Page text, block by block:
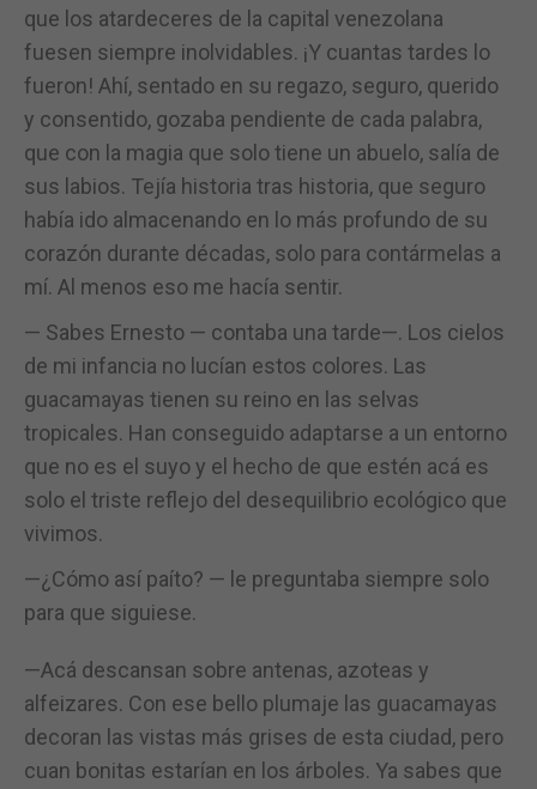
que los atardeceres de la capital venezolana
fuesen siempre inolvidables. ¡Y cuantas tardes lo
fueron! Ahí, sentado en su regazo, seguro, querido
y consentido, gozaba pendiente de cada palabra,
que con la magia que solo tiene un abuelo, salía de
sus labios. Tejía historia tras historia, que seguro
había ido almacenando en lo más profundo de su
corazón durante décadas, solo para contármelas a
mí. Al menos eso me hacía sentir.
— Sabes Ernesto — contaba una tarde—. Los cielos
de mi infancia no lucían estos colores. Las
guacamayas tienen su reino en las selvas
tropicales. Han conseguido adaptarse a un entorno
que no es el suyo y el hecho de que estén acá es
solo el triste reflejo del desequilibrio ecológico que
vivimos.
—¿Cómo así paíto? — le preguntaba siempre solo
para que siguiese.
—Acá descansan sobre antenas, azoteas y
alfeizares. Con ese bello plumaje las guacamayas
decoran las vistas más grises de esta ciudad, pero
cuan bonitas estarían en los árboles. Ya sabes que